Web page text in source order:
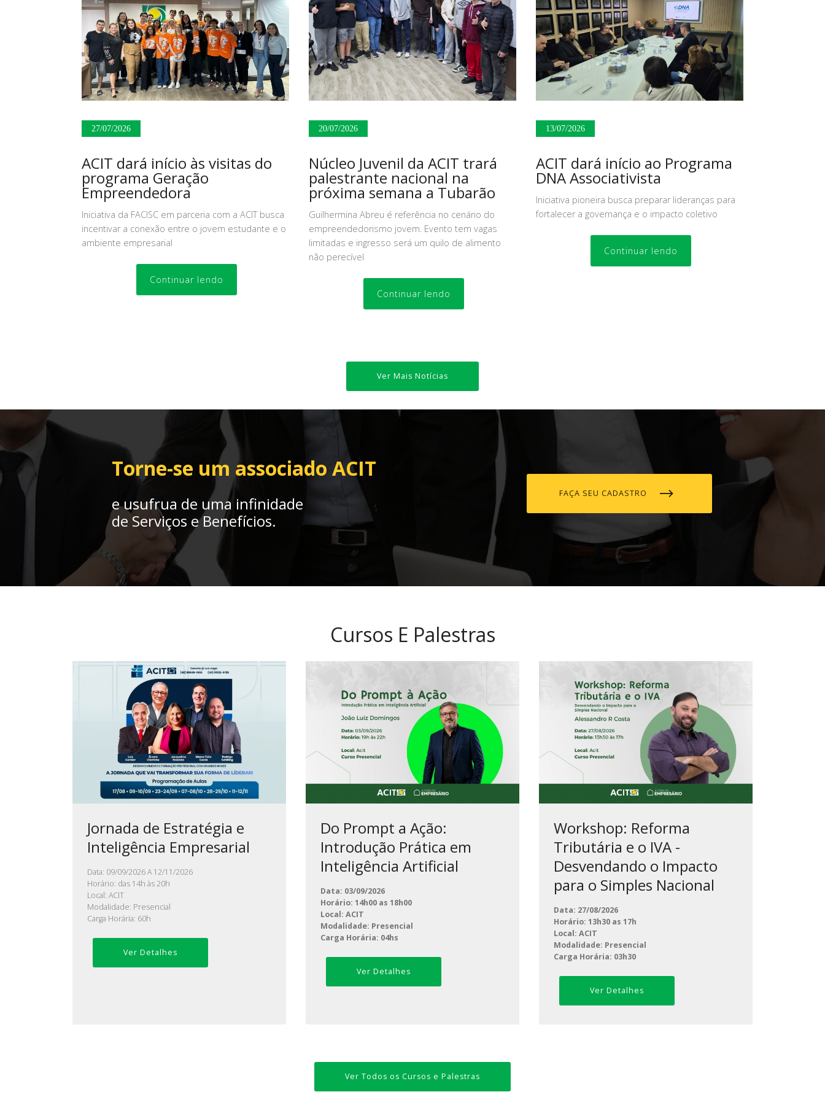
27/07/2026
ACIT dará início às visitas do
programa Geração
Empreendedora
Iniciativa da FACISC em parceria com a ACIT busca
incentivar a conexão entre o jovem estudante e o
ambiente empresarial
Continuar lendo
20/07/2026
Núcleo Juvenil da ACIT trará
palestrante nacional na
próxima semana a Tubarão
Guilhermina Abreu é referência no cenário do
empreendedorismo jovem. Evento tem vagas
limitadas e ingresso será um quilo de alimento
não perecível
Continuar lendo
13/07/2026
ACIT dará início ao Programa
DNA Associativista
Iniciativa pioneira busca preparar lideranças para
fortalecer a governança e o impacto coletivo
Continuar lendo
Ver Mais Notícias
Torne-se um associado ACIT
e usufrua de uma infinidade
de Serviços e Benefícios.
FAÇA SEU CADASTRO
Cursos E Palestras
Jornada de Estratégia e
Inteligência Empresarial
Data: 09/09/2026 A 12/11/2026
Horário: das 14h às 20h
Local: ACIT
Modalidade: Presencial
Carga Horária: 60h
Ver Detalhes
Do Prompt a Ação:
Introdução Prática em
Inteligência Artificial
Data: 03/09/2026
Horário: 14h00 as 18h00
Local: ACIT
Modalidade: Presencial
Carga Horária: 04hs
Ver Detalhes
Workshop: Reforma
Tributária e o IVA -
Desvendando o Impacto
para o Simples Nacional
Data: 27/08/2026
Horário: 13h30 as 17h
Local: ACIT
Modalidade: Presencial
Carga Horária: 03h30
Ver Detalhes
Ver Todos os Cursos e Palestras